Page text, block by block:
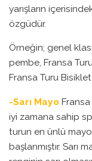
yarışların
özgüdür.
Örneğin; genel
pembe, Fransa
Fransa Turu
-Sarı Mayo
iyi zamana sahip
turun en ünlü
başlanmıştır. Sarı